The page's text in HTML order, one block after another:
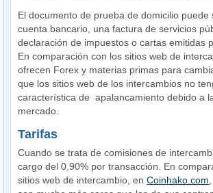
El documento de prueba de domicilio puede
cuenta bancario, una factura de servicios
declaración de impuestos o cartas emitidas
En comparación con los sitios web de
ofrecen Forex y materias primas para
que los sitios web de los intercambios no
característica de apalancamiento debido a
mercado.
Tarifas
Cuando se trata de comisiones de
cargo del 0,90% por transacción. En
sitios web de intercambio, enCoinhako.com